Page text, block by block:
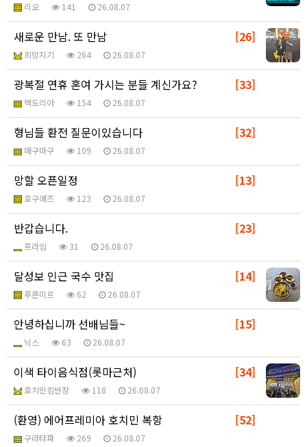
리오 141 26.08.07
[26]
새로운 만남. 또 만남
희망지기 264 26.08.07
[33]
광복절 연휴 혼여 가시는 분들 계신가요?
맥도리아 154 26.08.07
[32]
형님들 환전 질문이있습니다
매구마구 109 26.08.07
[13]
망할 오픈일정
호구애즈 123 26.08.07
[23]
반갑습니다.
프라임 31 26.08.07
[14]
달성보 인근 국수 맛집
푸른미르 62 26.08.07
[15]
안녕하십니까 선배님들~
닉스 63 26.08.07
[34]
이색 타이음식점(롯마근처)
호치민킴반장 118 26.08.07
[52]
(환영) 에어프레미아 호치민 복항
구라타파 269 26.08.07